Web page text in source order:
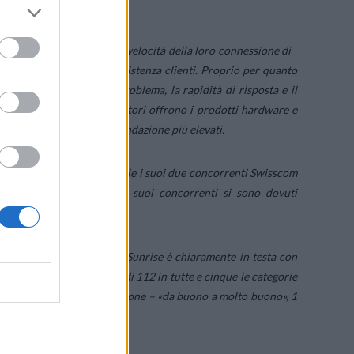
svizzero.
l’affidabilità e la velocità della loro connessione di
del servizio di assistenza clienti. Proprio per quanto
per risolvere un problema, la rapidità di risposta e il
ha sondato quali fornitori offrono i prodotti hardware e
gradimento e raccomandazione più elevati.
più, lasciandosi alle spalle i suoi due concorrenti Swisscom
(WPS) di 121, mentre i suoi concorrenti si sono dovuti
(su passaparola) Sunrise è chiaramente in testa con
punteggio WPS medio di 112 in tutte e cinque le categorie
tedesco di valutazione – «da buono a molto buono», 1